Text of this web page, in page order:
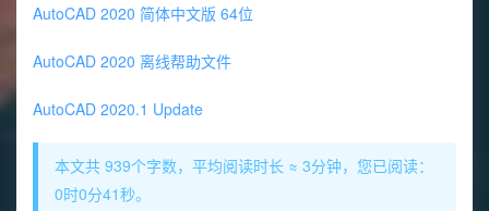
AutoCAD 2020 简体中文版 64位
AutoCAD 2020 离线帮助文件
AutoCAD 2020.1 Update
本文共 939个字数，平均阅读时长 ≈ 3分钟，您已阅读：
0时0分42秒。